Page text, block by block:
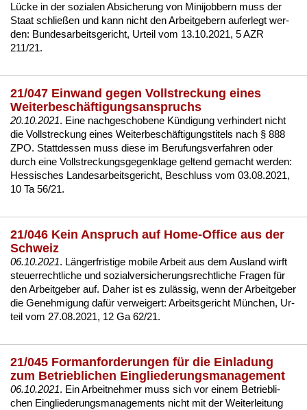
Lücke in der so­zia­len Ab­si­che­rung von Mi­ni­job­bern muss der
Staat schließen und kann nicht den Ar­beit­ge­bern auf­er­legt wer­
den: Bun­des­ar­beits­ge­richt, Ur­teil vom 13.10.2021, 5 AZR
211/21.
21/047 Einwand gegen Vollstreckung eines
Weiterbeschäftigungsanspruchs
20.10.2021. Ei­ne nach­ge­scho­be­ne Kündi­gung ver­hin­dert nicht
die Voll­stre­ckung ei­nes Wei­ter­beschäfti­gungs­ti­tels nach § 888
ZPO. Statt­des­sen muss die­se im Be­ru­fungs­ver­fah­ren oder
durch ei­ne Voll­stre­ckungs­ge­gen­kla­ge gel­tend ge­macht wer­den:
Hes­si­sches Lan­des­ar­beits­ge­richt, Be­schluss vom 03.08.2021,
10 Ta 56/21.
21/046 Kein Anspruch auf Home-Office aus der
Schweiz
06.10.2021. Länger­fris­ti­ge mo­bi­le Ar­beit aus dem Aus­land wirft
steu­er­recht­li­che und so­zi­al­ver­si­che­rungs­recht­li­che Fra­gen für
den Ar­beit­ge­ber auf. Da­her ist es zulässig, wenn der Ar­beit­ge­ber
die Ge­neh­mi­gung dafür ver­wei­gert: Ar­beits­ge­richt München, Ur­
teil vom 27.08.2021, 12 Ga 62/21.
21/045 Formanforderungen für die Einladung
zum Betrieblichen Eingliederungsmanagement
06.10.2021. Ein Ar­beit­neh­mer muss sich vor ei­nem Be­trieb­li­
chen Ein­glie­de­rungs­ma­nage­ments nicht mit der Wei­ter­lei­tung